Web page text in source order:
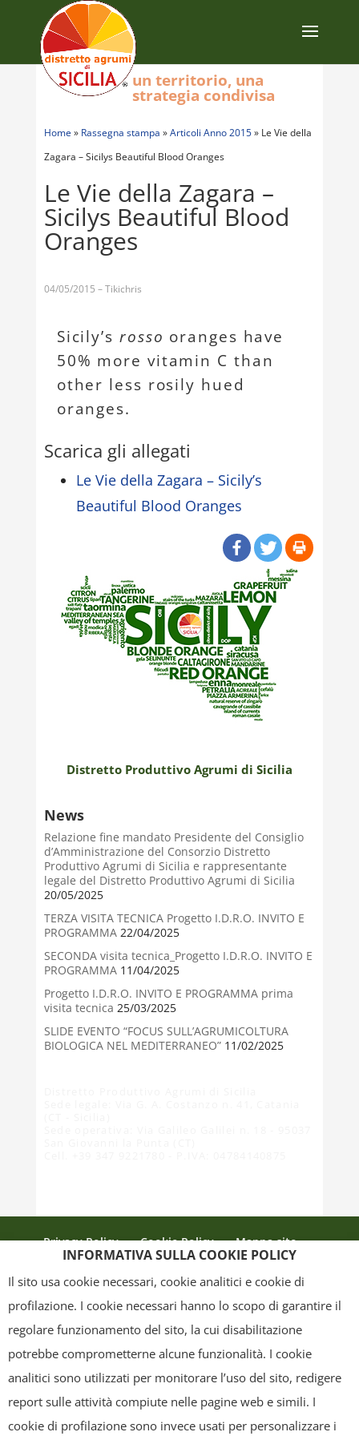
Home » Rassegna stampa »Articoli Anno 2015» Le Vie della
Zagara – Sicilys Beautiful Blood Oranges
Le Vie della Zagara –
Sicilys Beautiful Blood
Oranges
04/05/2015 – Tikichris
Sicily’s rosso oranges have
50% more vitamin C than
other less rosily hued
oranges.
Scarica gli allegati
Le Vie della Zagara – Sicily’s
Beautiful Blood Oranges
Distretto Produttivo Agrumi di Sicilia
un territorio, una
strategia condivisa
News
Relazione fine mandato Presidente del Consiglio
d’Amministrazione del Consorzio Distretto
Produttivo Agrumi di Sicilia e rappresentante
legale del Distretto Produttivo Agrumi di Sicilia
20/05/2025
TERZA VISITA TECNICA Progetto I.D.R.O. INVITO E
PROGRAMMA22/04/2025
SECONDA visita tecnica_Progetto I.D.R.O. INVITO E
PROGRAMMA11/04/2025
Progetto I.D.R.O. INVITO E PROGRAMMA prima
visita tecnica 25/03/2025
SLIDE EVENTO “FOCUS SULL’AGRUMICOLTURA
BIOLOGICA NEL MEDITERRANEO”11/02/2025
Privacy Policy Cookie Policy
Mappa sito
grafica ed il layout) sono di proprietà del "Distretto Produttivo Agrumi di
Sicilia" e tutelati dal diritto d’autore. È pertanto vietato copiarli,
pubblicarli, riscriverli, commercializzarli, distribuirli, anche soltanto in
INFORMATIVA SULLA COOKIE POLICY
Il sito usa cookie necessari, cookie analitici e cookie di
profilazione. I cookie necessari hanno lo scopo di garantire il
regolare funzionamento del sito, la cui disabilitazione
potrebbe comprometterne alcune funzionalità. I cookie
analitici sono utilizzati per monitorare l’uso del sito, redigere
report sulle attività compiute nelle pagine web e simili. I
cookie di profilazione sono invece usati per personalizzare i